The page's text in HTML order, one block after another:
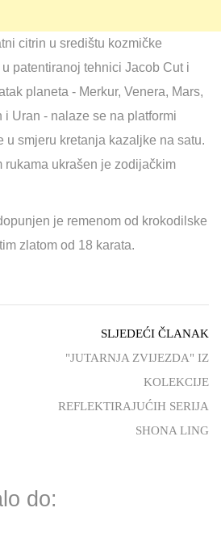
citrin u središtu kozmičke
patentiranoj tehnici Jacob Cut i
planeta - Merkur, Venera, Mars,
i Uran - nalaze se na platformi
u smjeru kretanja kazaljke na satu.
rukama ukrašen je zodijačkim
je remenom od krokodilske
zlatom od 18 karata.
SLJEDEĆI ČLANAK
"JUTARNJA ZVIJEZDA" IZ
KOLEKCIJE
REFLEKTIRAJUĆIH SERIJA
SHONA LING
do: